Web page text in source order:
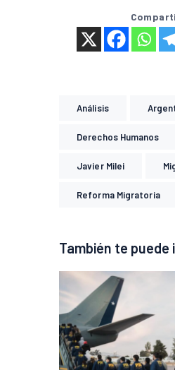
Análisis
Derechos Humanos
Javier Milei
Reforma Migratoria
También te